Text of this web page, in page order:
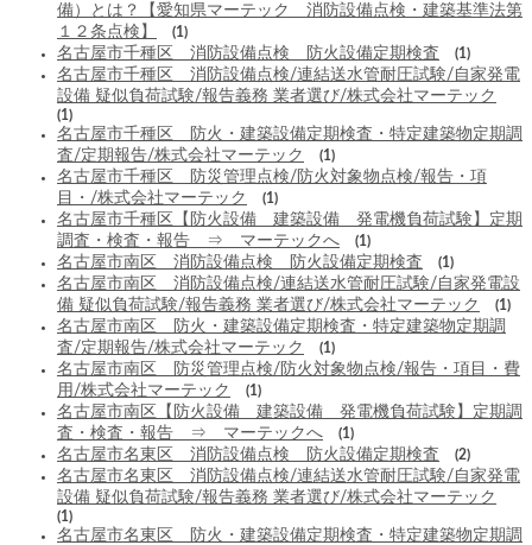
備）とは？【愛知県マーテック 消防設備点検・建築基準法第
１２条点検】
(1)
名古屋市千種区 消防設備点検 防火設備定期検査 (1)
名古屋市千種区 消防設備点検/連結送水管耐圧試験/自家発電
設備 疑似負荷試験/報告義務 業者選び/株式会社マーテック
(1)
名古屋市千種区 防火・建築設備定期検査・特定建築物定期調
査/定期報告/株式会社マーテック
(1)
名古屋市千種区 防災管理点検/防火対象物点検/報告・項
目・/株式会社マーテック
(1)
名古屋市千種区【防火設備 建築設備 発電機負荷試験】定期
調査・検査・報告 ⇒ マーテックへ
(1)
名古屋市南区 消防設備点検 防火設備定期検査 (1)
名古屋市南区 消防設備点検/連結送水管耐圧試験/自家発電設
備 疑似負荷試験/報告義務 業者選び/株式会社マーテック
(1)
名古屋市南区 防火・建築設備定期検査・特定建築物定期調
査/定期報告/株式会社マーテック
(1)
名古屋市南区 防災管理点検/防火対象物点検/報告・項目・費
用/株式会社マーテック
(1)
名古屋市南区【防火設備 建築設備 発電機負荷試験】定期調
査・検査・報告 ⇒ マーテックへ
(1)
名古屋市名東区 消防設備点検 防火設備定期検査 (2)
名古屋市名東区 消防設備点検/連結送水管耐圧試験/自家発電
設備 疑似負荷試験/報告義務 業者選び/株式会社マーテック
(1)
名古屋市名東区 防火・建築設備定期検査・特定建築物定期調